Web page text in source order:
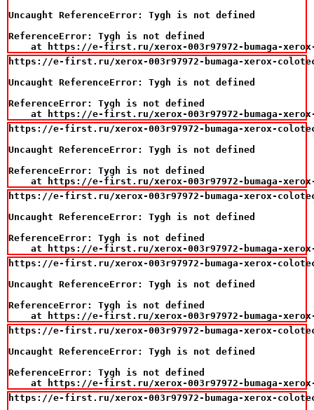
Uncaught ReferenceError: Tygh is not defined
ReferenceError: Tygh is not defined
at https://e-first.ru/xerox-003r97972-bumaga-
https://e-first.ru/xerox-003r97972-bumaga-xerox-
Uncaught ReferenceError: Tygh is not defined
ReferenceError: Tygh is not defined
at https://e-first.ru/xerox-003r97972-bumaga-
https://e-first.ru/xerox-003r97972-bumaga-xerox-
Uncaught ReferenceError: Tygh is not defined
ReferenceError: Tygh is not defined
at https://e-first.ru/xerox-003r97972-bumaga-
https://e-first.ru/xerox-003r97972-bumaga-xerox-
Uncaught ReferenceError: Tygh is not defined
ReferenceError: Tygh is not defined
at https://e-first.ru/xerox-003r97972-bumaga-
https://e-first.ru/xerox-003r97972-bumaga-xerox-
Uncaught ReferenceError: Tygh is not defined
ReferenceError: Tygh is not defined
at https://e-first.ru/xerox-003r97972-bumaga-
https://e-first.ru/xerox-003r97972-bumaga-xerox-
Uncaught ReferenceError: Tygh is not defined
ReferenceError: Tygh is not defined
at https://e-first.ru/xerox-003r97972-bumaga-
https://e-first.ru/xerox-003r97972-bumaga-xerox-